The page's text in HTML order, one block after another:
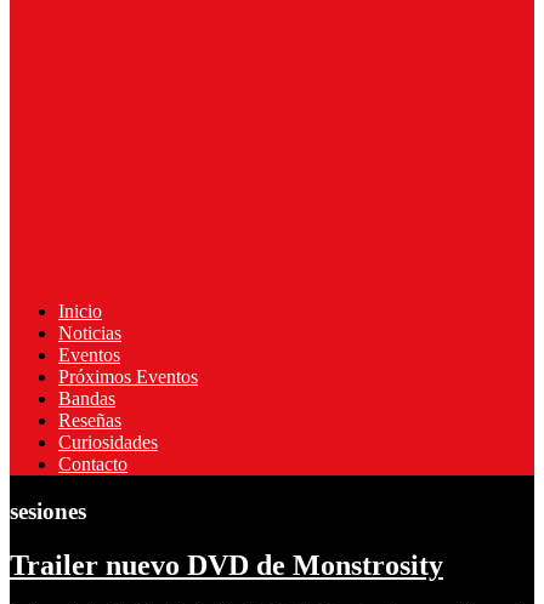
Inicio
Noticias
Eventos
Próximos Eventos
Bandas
Reseñas
Curiosidades
Contacto
sesiones
Trailer nuevo DVD de Monstrosity